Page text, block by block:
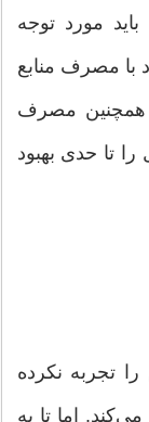
مورد توجه
مصرف منابع
همچنین مصرف
تا حدی بهبود
تجربه نكرده
اما تا به